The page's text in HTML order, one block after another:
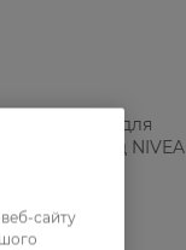
крем для
за шкірою від NIVEA
сайту